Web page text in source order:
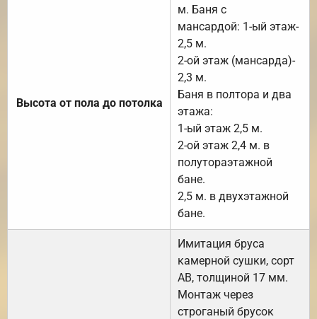
Высота от пола до потолка
м. Баня с
мансардой: 1-ый этаж-
2,5 м.
2-ой этаж (мансарда)-
2,3 м.
Баня в полтора и два
этажа:
1-ый этаж 2,5 м.
2-ой этаж 2,4 м. в
полутораэтажной
бане.
2,5 м. в двухэтажной
бане.
Имитация бруса
камерной сушки, сорт
АВ, толщиной 17 мм.
Монтаж через
строганый брусок